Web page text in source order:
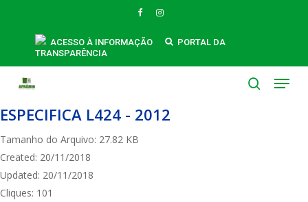
FACEBOOKINSTAGRAM
ACESSO À INFORMAÇÃO
PORTAL DA
TRANSPARÊNCIA
Menu
ABRE CREDITO SUPLEMENTAR AO
ORCAMENTO FISCAL DO MUNICIPIO NO
VALOR R$ 82.000,00 PARA FINS QUE
ESPECIFICA L424 - 2012
Tamanho do Arquivo: 27.82 KB
Created: 20/11/2018
Updated: 20/11/2018
Cliques: 101